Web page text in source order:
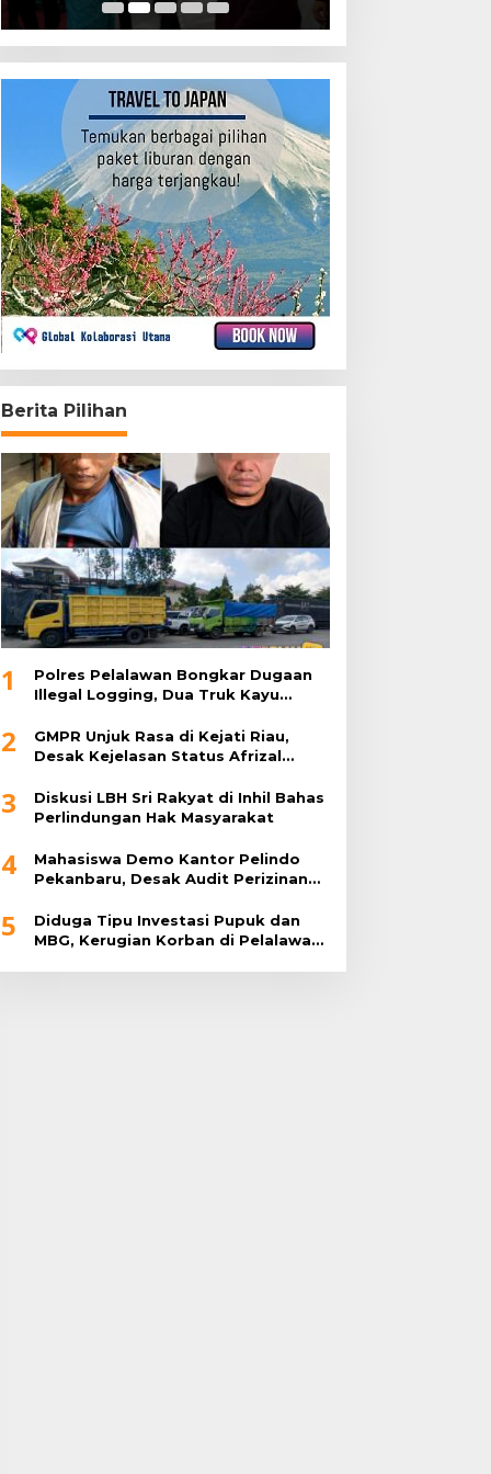
Berita Pilihan
1
Polres Pelalawan Bongkar Dugaan
Illegal Logging, Dua Truk Kayu
2
GMPR Unjuk Rasa di Kejati Riau,
Desak Kejelasan Status Afrizal
3
Diskusi LBH Sri Rakyat di Inhil Bahas
Perlindungan Hak Masyarakat
4
Mahasiswa Demo Kantor Pelindo
Pekanbaru, Desak Audit Perizinan
5
Diduga Tipu Investasi Pupuk dan
MBG, Kerugian Korban di Pelalawan